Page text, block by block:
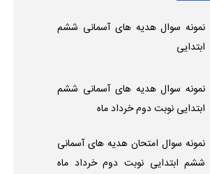
نمونه سوال هدیه های آسمانی ششم
ابتدایی
نمونه سوال هدیه های آسمانی ششم
ابتدایی نوبت دوم خرداد ماه
نمونه سوال امتحان هدیه های آسمانی
ششم ابتدایی نوبت دوم خرداد ماه